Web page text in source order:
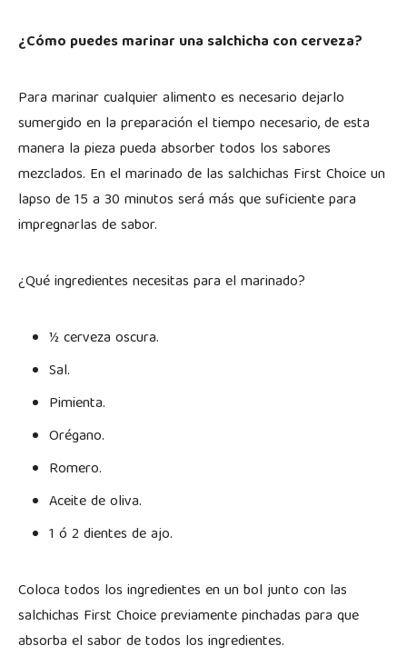
¿Cómo puedes marinar una salchicha con cerveza?
Para marinar cualquier alimento es necesario dejarlo
sumergido en la preparación el tiempo necesario, de esta
manera la pieza pueda absorber todos los sabores
mezclados. En el marinado de las salchichas First Choice un
lapso de 15 a 30 minutos será más que suficiente para
impregnarlas de sabor.
¿Qué ingredientes necesitas para el marinado?
½ cerveza oscura.
Sal.
Pimienta.
Orégano.
Romero.
Aceite de oliva.
1 ó 2 dientes de ajo.
Coloca todos los ingredientes en un bol junto con las
salchichas First Choice previamente pinchadas para que
absorba el sabor de todos los ingredientes.